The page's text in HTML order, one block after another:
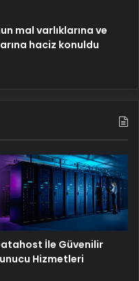
mal varlıklarına ve
haciz konuldu
İle Güvenilir
Hizmetleri